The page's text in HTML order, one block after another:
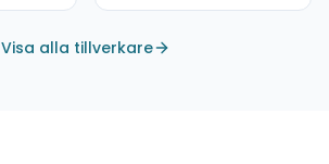
Visa alla tillverkare